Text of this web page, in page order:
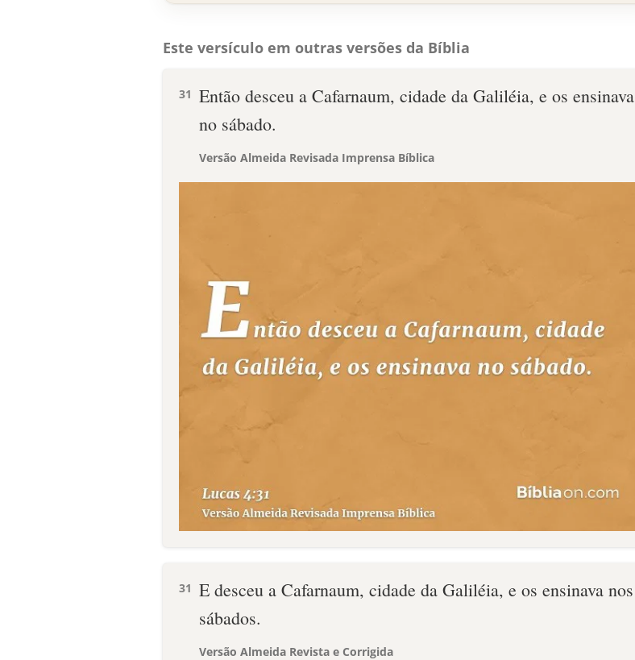
Este versículo em outras versões da Bíblia
31 Então desceu a Cafarnaum, cidade da Galiléia, e os ensinava
no sábado.
Versão Almeida Revisada Imprensa Bíblica
31 E desceu a Cafarnaum, cidade da Galiléia, e os ensinava nos
sábados.
Versão Almeida Revista e Corrigida